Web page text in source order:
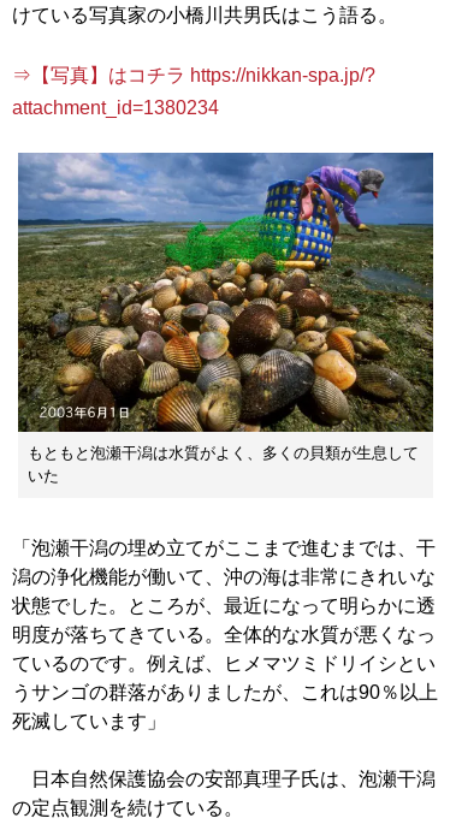
けている写真家の小橋川共男氏はこう語る。
⇒【写真】はコチラ https://nikkan-spa.jp/?
attachment_id=1380234
もともと泡瀬干潟は水質がよく、多くの貝類が生息して
いた
「泡瀬干潟の埋め立てがここまで進むまでは、干
潟の浄化機能が働いて、沖の海は非常にきれいな
状態でした。ところが、最近になって明らかに透
明度が落ちてきている。全体的な水質が悪くなっ
ているのです。例えば、ヒメマツミドリイシとい
うサンゴの群落がありましたが、これは90％以上
死滅しています」
日本自然保護協会の安部真理子氏は、泡瀬干潟
の定点観測を続けている。